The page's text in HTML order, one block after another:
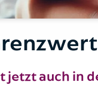
jetzt auch in